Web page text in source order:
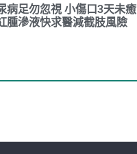
病足勿忽視 小傷口3天未癒
腫滲液快求醫減截肢風險